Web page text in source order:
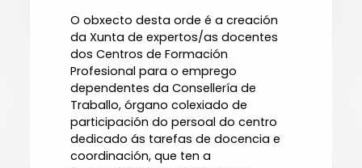
O obxecto desta orde é a creación
da Xunta de expertos/as docentes
dos Centros de Formación
Profesional para o emprego
dependentes da Consellería de
Traballo, órgano colexiado de
participación do persoal do centro
dedicado ás tarefas de docencia e
coordinación, que ten a